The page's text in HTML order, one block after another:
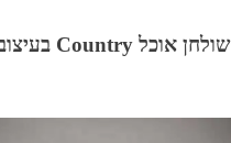
שולחן אוכל Country בעיצוב כפרי